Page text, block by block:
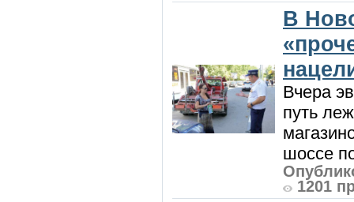
В
Вчера
путь
шоссе
1201